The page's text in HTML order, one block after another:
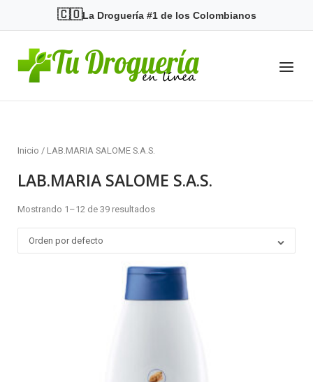
🇨🇴La Droguería #1 de los Colombianos
Home
Menu
Inicio / LAB.MARIA SALOME S.A.S.
LAB.MARIA SALOME S.A.S.
Mostrando 1–12 de 39 resultados
Orden por defecto